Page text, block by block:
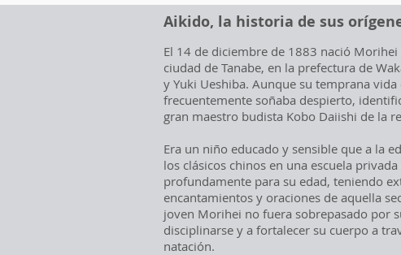
Aikido, la historia de sus
El 14 de diciembre de 1883 nació
ciudad de Tanabe, en la prefectura de
y Yuki Ueshiba. Aunque su temprana
frecuentemente soñaba despierto,
gran maestro budista Kobo Daiishi de la
Era un niño educado y sensible que a la
los clásicos chinos en una escuela
profundamente para su edad, teniendo
encantamientos y oraciones de aquella
joven Morihei no fuera sobrepasado por
disciplinarse y a fortalecer su cuerpo a
natación.